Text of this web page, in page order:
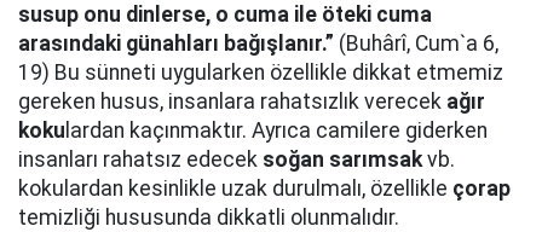
susup onu dinlerse, o cuma ile öteki cuma
arasındaki günahları bağışlanır.” (Buhârî, Cum`a 6,
19) Bu sünneti uygularken özellikle dikkat etmemiz
gereken husus, insanlara rahatsızlık verecek ağır
koku lardan kaçınmaktır. Ayrıca camilere giderken
insanları rahatsız edecek soğan sarımsakvb.
kokulardan kesinlikle uzak durulmalı, özellikle çorap
temizliği hususunda dikkatli olunmalıdır.